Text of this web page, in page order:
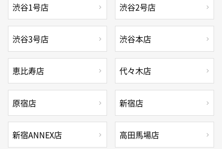
渋谷1号店 渋谷2号店
渋谷3号店 渋谷本店
恵比寿店 代々木店
原宿店 新宿店
新宿ANNEX店 高田馬場店